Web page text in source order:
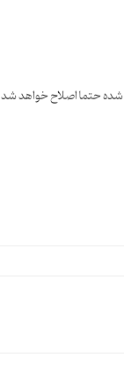
شده حتما اصلاح خواهد شد